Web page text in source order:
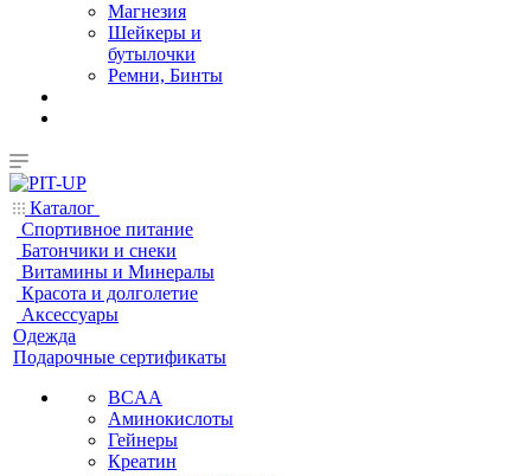
Магнезия
Шейкеры и
бутылочки
Ремни, Бинты
Каталог
Спортивное питание
Батончики и снеки
Витамины и Минералы
Красота и долголетие
Аксессуары
Одежда
Подарочные сертификаты
BCAA
Аминокислоты
Гейнеры
Креатин